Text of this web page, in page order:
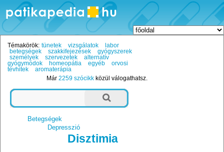
Témakörök: tünetek vizsgálatok
labor
betegségek
szakkifejezések
gyógyszerek
személyek
szervezetek
alternatív
gyógymódok
homeopátia egyéb
orvosi
tévhitek
aromaterápia
Már2259 szócikk közül válogathatsz.
Betegségek
Depresszió
Disztimia